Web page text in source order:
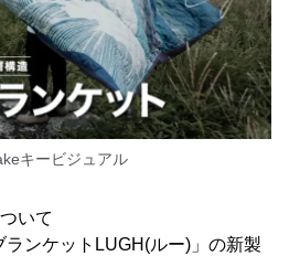
キービジュアル
いて
ンケットLUGH(ルー)」の新製